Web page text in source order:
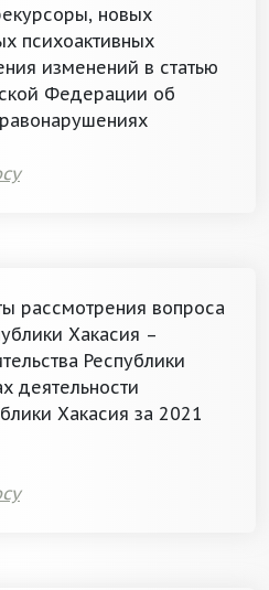
новых
психоактивных
изменений в статью
Федерации об
рассмотрения вопроса
Хакасия –
Республики
деятельности
Хакасия за 2021